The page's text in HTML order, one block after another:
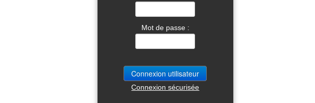
Mot de passe :
Connexion sécurisée